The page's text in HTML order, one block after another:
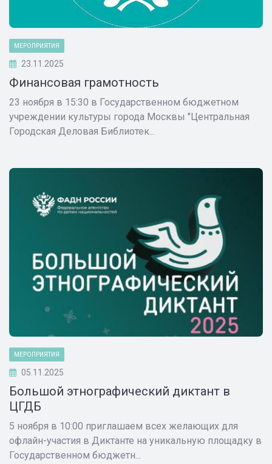
МЕРОПРИЯТИЯ
23.11.2025
Финансовая грамотность
23 ноября в 15:30 в Государственном бюджетном
учреждении культуры города Москвы "Центральная
Городская Деловая Библиотек...
МЕРОПРИЯТИЯ
05.11.2025
Большой этнографический диктант в
ЦГДБ
5 ноября в 10:00 приглашаем всех желающих для
офлайн-участия в Диктанте на уникальную площадку в
Государственном бюджетн...